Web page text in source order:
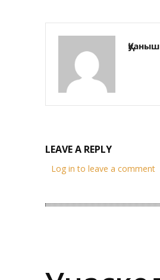
Қуаныш
LEAVE A REPLY
Log in to leave a comment